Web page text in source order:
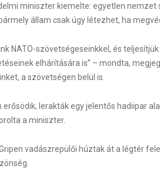
miniszter kiemelte: egyetlen nemzet
állam csak úgy létezhet, ha
NATO-szövetségeseinkkel, és
elhárítására is” – mondta,
a szövetségen belül is.
lerakták egy jelentős hadiipar
a miniszter.
vadászrepülői húztak át a légtér